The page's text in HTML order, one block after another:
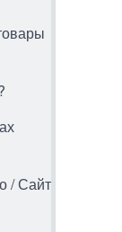
/ Сайт